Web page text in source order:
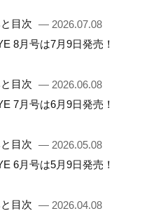
目次 — 2026.07.08
8月号は7月9日発売！
目次 — 2026.06.08
7月号は6月9日発売！
目次 — 2026.05.08
6月号は5月9日発売！
目次 — 2026.04.08